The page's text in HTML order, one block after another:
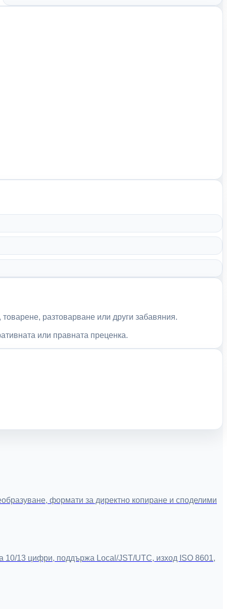
разтоварване или други забавяния.
или правната преценка.
формати за директно копиране и споделими
10/13 цифри, поддържа Local/JST/UTC, изход ISO 8601,